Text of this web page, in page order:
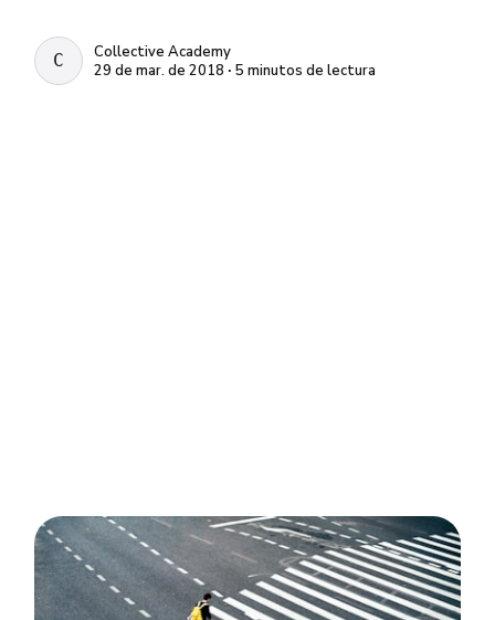
COLLECTIVE ACADEMY
Collective Academy
29 de mar. de 2018 ∙ 5 minutos de lectura